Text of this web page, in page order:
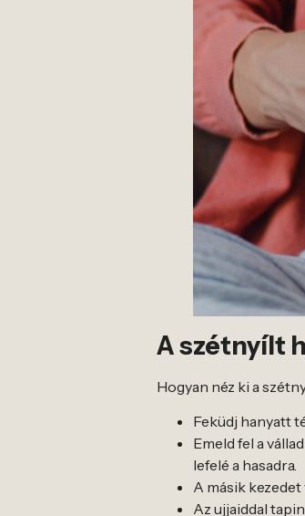
A szétnyílt
Hogyan néz ki a
Feküdj hanyatt
Emeld fel a
lefelé a hasadra.
A másik
Az ujjaiddal